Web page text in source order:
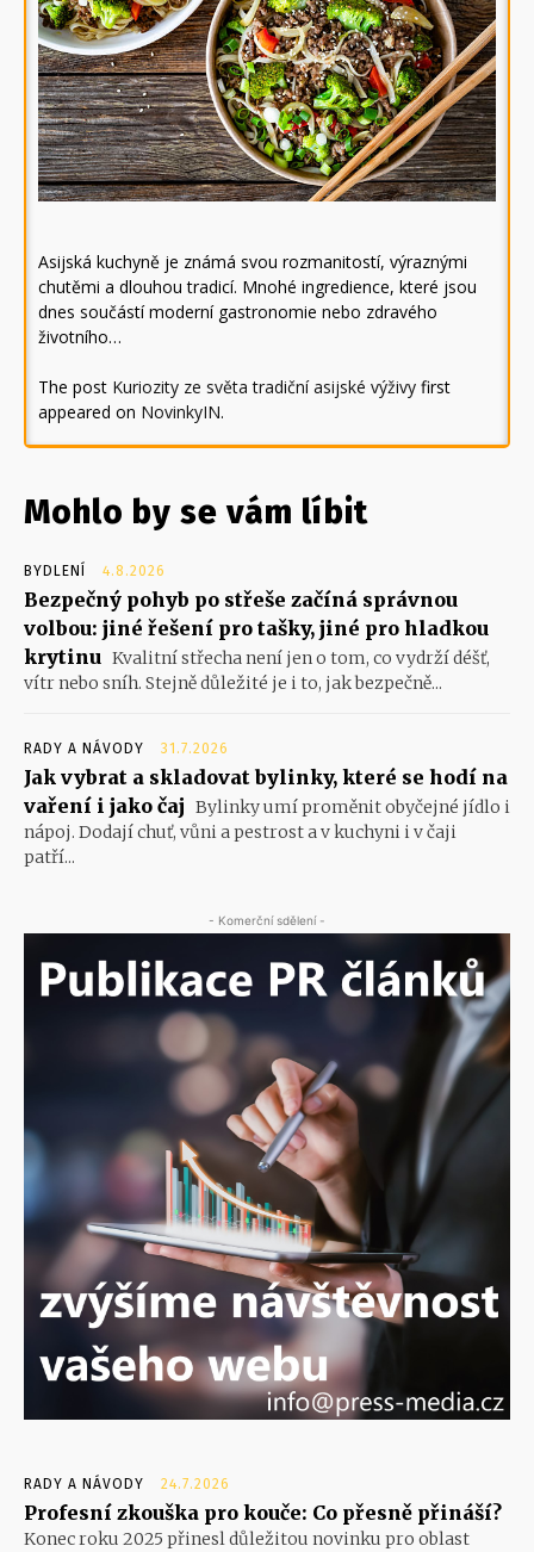
Asijská kuchyně je známá svou rozmanitostí, výraznými
chutěmi a dlouhou tradicí. Mnohé ingredience, které jsou
dnes součástí moderní gastronomie nebo zdravého
životního…
The post Kuriozity ze světa tradiční asijské výživy first
appeared on NovinkyIN.
Mohlo by se vám líbit
BYDLENÍ 4.8.2026
Bezpečný pohyb po střeše začíná správnou
volbou: jiné řešení pro tašky, jiné pro hladkou
krytinu Kvalitní střecha není jen o tom, co vydrží déšť,
vítr nebo sníh. Stejně důležité je i to, jak bezpečně...
RADY A NÁVODY 31.7.2026
Jak vybrat a skladovat bylinky, které se hodí na
vaření i jako čaj Bylinky umí proměnit obyčejné jídlo i
nápoj. Dodají chuť, vůni a pestrost a v kuchyni i v čaji
patří...
- Komerční sdělení -
RADY A NÁVODY 24.7.2026
Profesní zkouška pro kouče: Co přesně přináší?
Konec roku 2025 přinesl důležitou novinku pro oblast